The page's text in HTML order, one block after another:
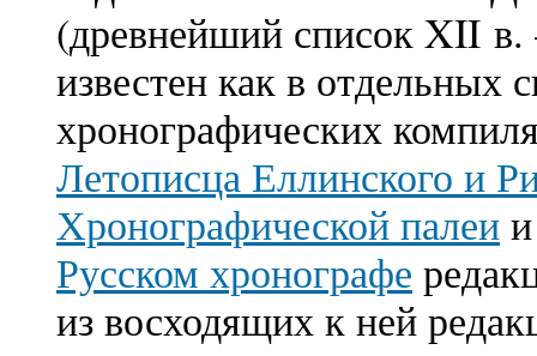
(древнейший список XII
известен как в отдельных
хронографических
Летописца Еллинского и
Хронографической палеи
Русском хронографе
из восходящих к ней